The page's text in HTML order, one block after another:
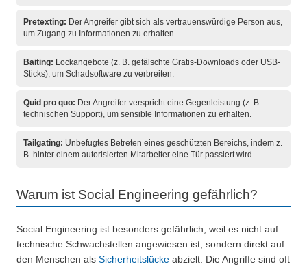
Pretexting: Der Angreifer gibt sich als vertrauenswürdige Person aus,
um Zugang zu Informationen zu erhalten.
Baiting: Lockangebote (z. B. gefälschte Gratis-Downloads oder USB-
Sticks), um Schadsoftware zu verbreiten.
Quid pro quo: Der Angreifer verspricht eine Gegenleistung (z. B.
technischen Support), um sensible Informationen zu erhalten.
Tailgating: Unbefugtes Betreten eines geschützten Bereichs, indem z.
B. hinter einem autorisierten Mitarbeiter eine Tür passiert wird.
Warum ist Social Engineering gefährlich?
Social Engineering ist besonders gefährlich, weil es nicht auf
technische Schwachstellen angewiesen ist, sondern direkt auf
den Menschen als Sicherheitslücke abzielt. Die Angriffe sind oft